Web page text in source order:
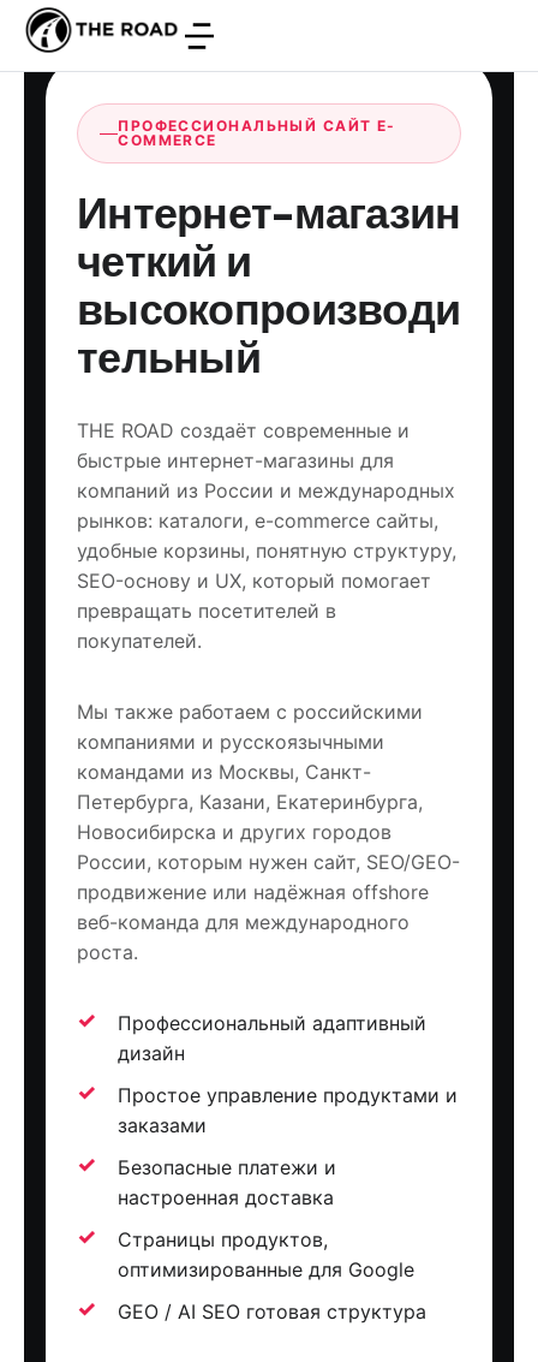
ПРОФЕССИОНАЛЬНЫЙ САЙТ E-
COMMERCE
Интернет-магазин
четкий и
высокопроизводи
тельный
THE ROAD создаёт современные и
быстрые интернет-магазины для
компаний из России и международных
рынков: каталоги, e-commerce сайты,
удобные корзины, понятную структуру,
SEO-основу и UX, который помогает
превращать посетителей в
покупателей.
Мы также работаем с российскими
компаниями и русскоязычными
командами из Москвы, Санкт-
Петербурга, Казани, Екатеринбурга,
Новосибирска и других городов
России, которым нужен сайт, SEO/GEO-
продвижение или надёжная offshore
веб-команда для международного
роста.
Профессиональный адаптивный
дизайн
Простое управление продуктами и
заказами
Безопасные платежи и
настроенная доставка
Страницы продуктов,
оптимизированные для Google
GEO / AI SEO готовая структура